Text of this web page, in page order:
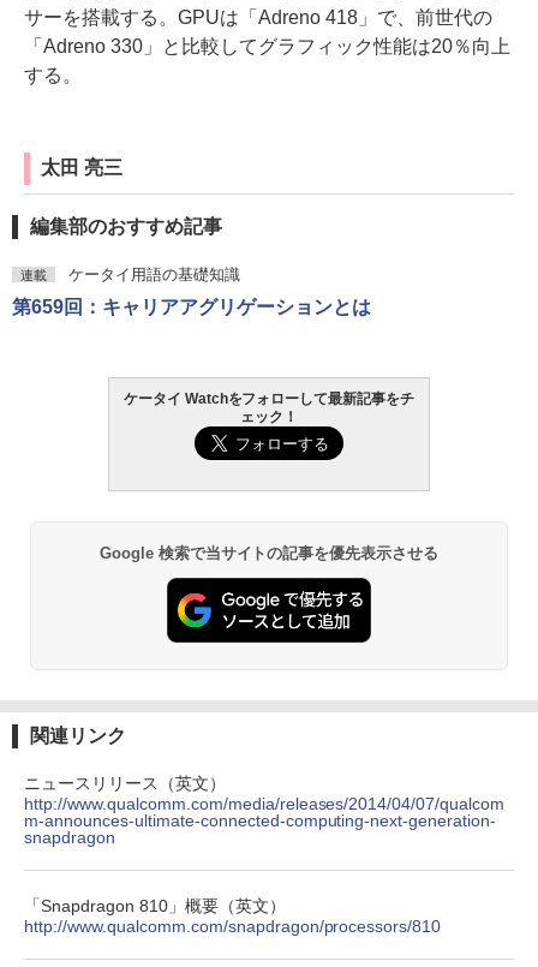
サーを搭載する。GPUは「Adreno 418」で、前世代の
「Adreno 330」と比較してグラフィック性能は20％向上
する。
太田 亮三
編集部のおすすめ記事
連載 ケータイ用語の基礎知識
第659回：キャリアアグリゲーションとは
ケータイ Watchをフォローして最新記事をチ
ェック！
Google 検索で当サイトの記事を優先表示させる
関連リンク
ニュースリリース（英文）
http://www.qualcomm.com/media/releases/2014/04/07/qualcom
m-announces-ultimate-connected-computing-next-generation-
snapdragon
「Snapdragon 810」概要（英文）
http://www.qualcomm.com/snapdragon/processors/810